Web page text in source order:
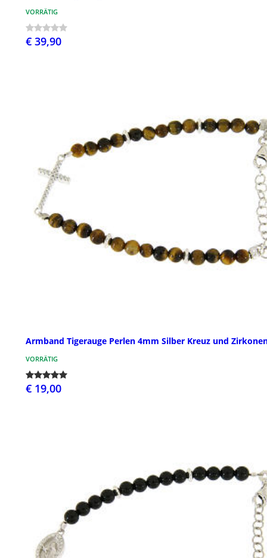
VORRÄTIG
€ 39,90
Armband Tigerauge Perlen 4mm Silber Kreuz und
VORRÄTIG
€ 19,00